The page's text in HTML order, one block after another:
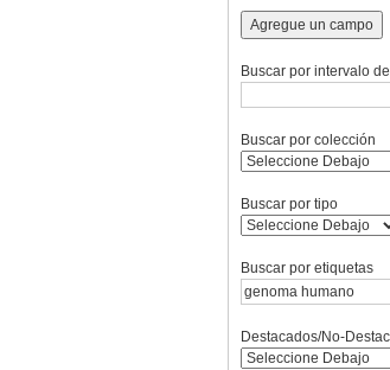
"Reducir
por
campo
Agregue un campo
Buscar por intervalo
Buscar por colección
Buscar por tipo
Buscar por etiquetas
Destacados/No-